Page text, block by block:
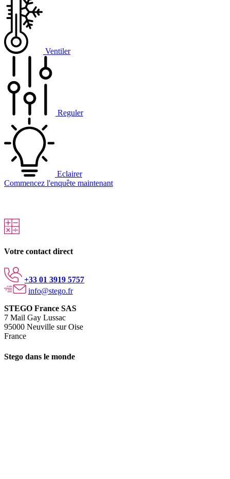
Ventiler
Reguler
Eclairer
Commencez l'enquête maintenant
Votre contact direct
+33 01 3919 5757
info@stego.fr
STEGO France SAS
7 Mail Gay Lussac
95000 Neuville sur Oise
France
Stego dans le monde